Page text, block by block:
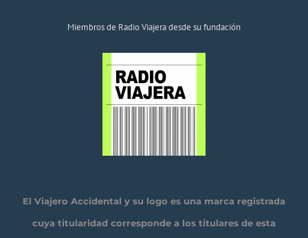
Miembros de Radio Viajera desde su fundación
El Viajero Accidental y su logo es una marca registrada
cuya titularidad corresponde a los titulares de esta